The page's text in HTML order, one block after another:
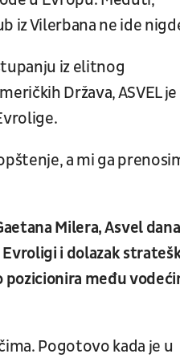
iz Vilerbana ne ide
iz elitnog
Država, ASVEL je
a mi ga
Milera, Asvel
i dolazak
pozicionira među
Pogotovo kada je u